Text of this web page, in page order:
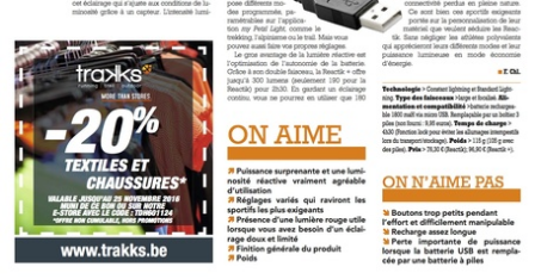
Product Tests
TraKKs Team
Partners